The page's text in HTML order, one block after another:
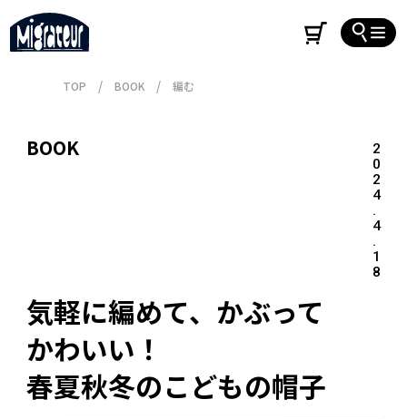
TOP BOOK 編む
BOOK
2
0
2
4
.
4
.
1
8
気軽に編めて、かぶって
かわいい！
春夏秋冬のこどもの帽子